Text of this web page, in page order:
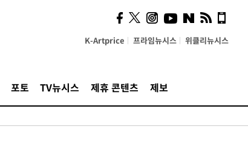
K-Artprice 프라임뉴시스 위클리뉴시스
포토 TV뉴시스 제휴 콘텐츠 제보
시, 스마트폰 액세서리에
NFC 더했다